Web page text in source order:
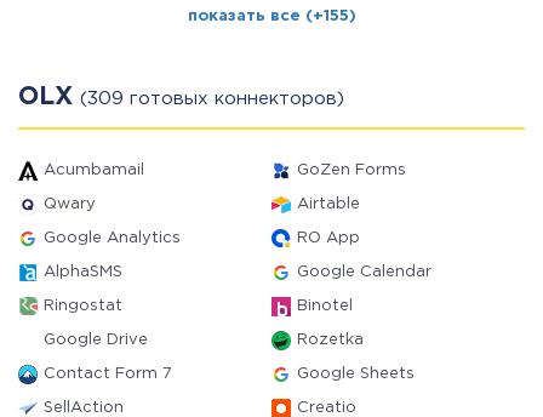
показать все (+155)
OLX (309 готовых коннекторов)
Acumbamail GoZen Forms
Qwary Airtable
Google Analytics RO App
AlphaSMS Google Calendar
Ringostat Binotel
Google Drive Rozetka
Contact Form 7 Google Sheets
SellAction Creatio